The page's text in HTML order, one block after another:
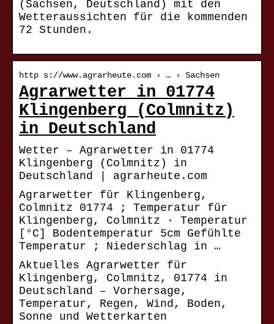
(Sachsen, Deutschland) mit den
Wetteraussichten für die kommenden
72 Stunden.
http s://www.agrarheute.com › … › Sachsen
Agrarwetter in 01774
Klingenberg (Colmnitz)
in Deutschland
Wetter – Agrarwetter in 01774
Klingenberg (Colmnitz) in
Deutschland | agrarheute.com
Agrarwetter für Klingenberg,
Colmnitz 01774 ; Temperatur für
Klingenberg, Colmnitz · Temperatur
[°C] Bodentemperatur 5cm Gefühlte
Temperatur ; Niederschlag in …
Aktuelles Agrarwetter für
Klingenberg, Colmnitz, 01774 in
Deutschland – Vorhersage,
Temperatur, Regen, Wind, Boden,
Sonne und Wetterkarten